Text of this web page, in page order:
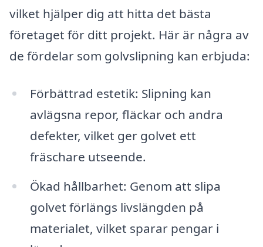
vilket hjälper dig att hitta det bästa
företaget för ditt projekt. Här är några av
de fördelar som golvslipning kan erbjuda:
Förbättrad estetik: Slipning kan
avlägsna repor, fläckar och andra
defekter, vilket ger golvet ett
fräschare utseende.
Ökad hållbarhet: Genom att slipa
golvet förlängs livslängden på
materialet, vilket sparar pengar i